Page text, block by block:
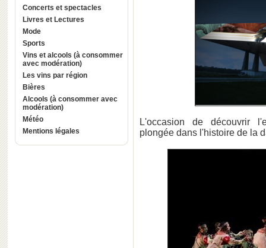
Concerts et spectacles
Livres et Lectures
Mode
Sports
Vins et alcools (à consommer
avec modération)
Les vins par région
Bières
Alcools (à consommer avec
modération)
Météo
Mentions légales
L'occasion de découvrir
plongée dans l'histoire de la